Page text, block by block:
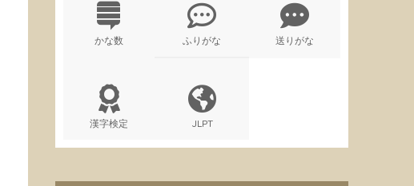
かな数 ふりがな 送りがな
漢字検定 JLPT